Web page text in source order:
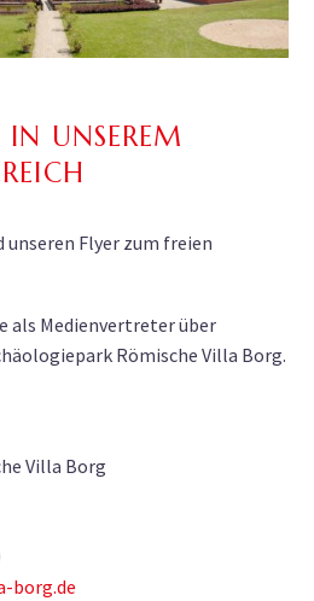
UNSEREM
unseren Flyer zum freien
als Medienvertreter über
Römische Villa Borg.
Villa Borg
borg.de